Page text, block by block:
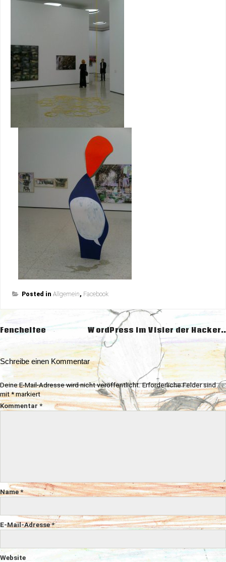
Posted in Allgemein, Facebook
Beitragsnavigation
Fencheltee WordPress im Visier der Hacker..
Schreibe einen Kommentar
Deine E-Mail-Adresse wird nicht veröffentlicht. Erforderliche Felder sind
mit*markiert
Kommentar*
Name*
E-Mail-Adresse*
Website